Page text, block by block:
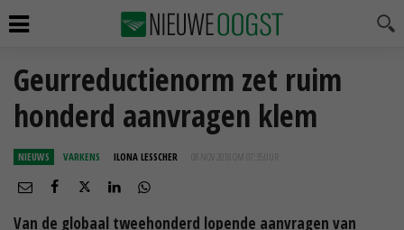
Geurreductienorm zet ruim
honderd aanvragen klem
NIEUWS VARKENS ILONA LESSCHER 08 NOV 2018 OM 07:35
Van de globaal tweehonderd lopende aanvragen van